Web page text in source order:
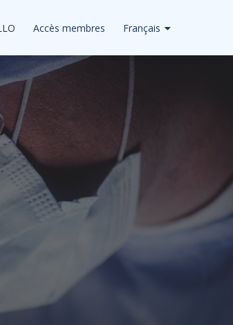
Accès membres Français